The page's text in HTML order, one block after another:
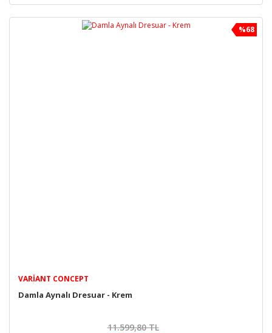
%68
VARIANT CONCEPT
Damla Aynalı Dresuar - Krem
11.599,80 TL